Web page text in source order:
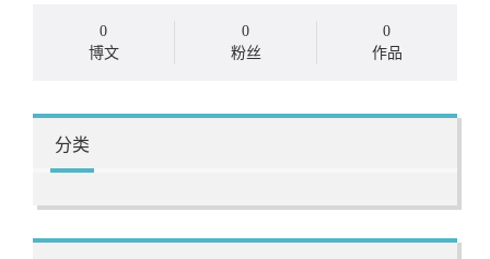
0
博文
0
粉丝
0
作品
分类